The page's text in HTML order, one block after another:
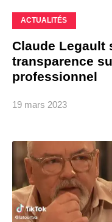
ACTUALITÉS
Claude Legault
transparence
professionnel
19 mars 2023